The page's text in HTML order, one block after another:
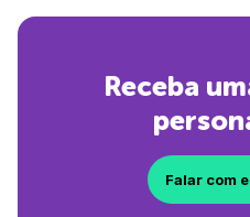
Receba
Falar com